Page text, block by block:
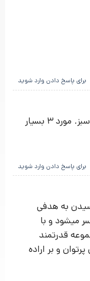
برای پاسخ دادن وارد شوید
بسیار عالی سپاس مجموعه مدیر سبز. مورد 3 بسیار
برای پاسخ دادن وارد شوید
به هدفی
میشود و با
قدرتمند
و بر اراده